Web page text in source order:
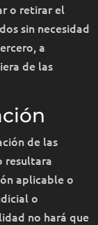
o retirar el
sin necesidad
a
de las
de las
resultara
aplicable o
o
no hará que